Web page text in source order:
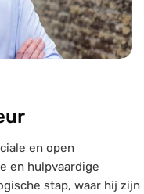
en open
en hulpvaardige
stap, waar hij zijn